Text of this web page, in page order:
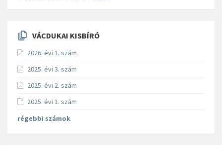
VÁCDUKAI KISBÍRÓ
2026. évi 1. szám
2025. évi 3. szám
2025. évi 2. szám
2025. évi 1. szám
régebbi számok